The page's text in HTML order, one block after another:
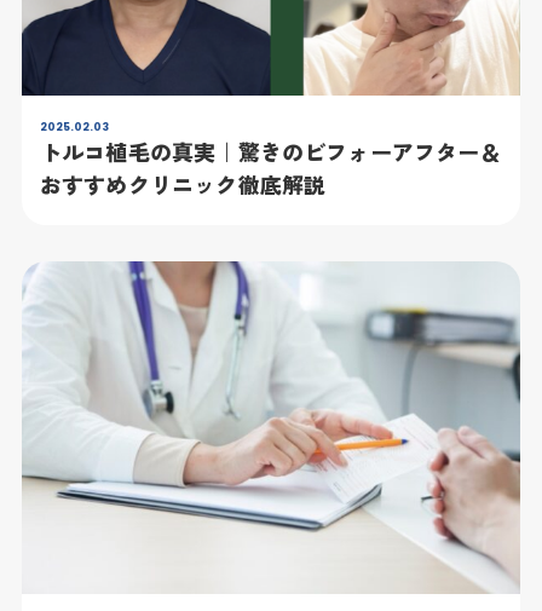
2025.02.03
トルコ植毛の真実｜驚きのビフォーアフター＆
おすすめクリニック徹底解説